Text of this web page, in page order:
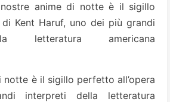
anime di notte è il sigillo
Kent Haruf, uno dei più grandi
letteratura americana
notte è il sigillo perfetto all’opera
interpreti della letteratura